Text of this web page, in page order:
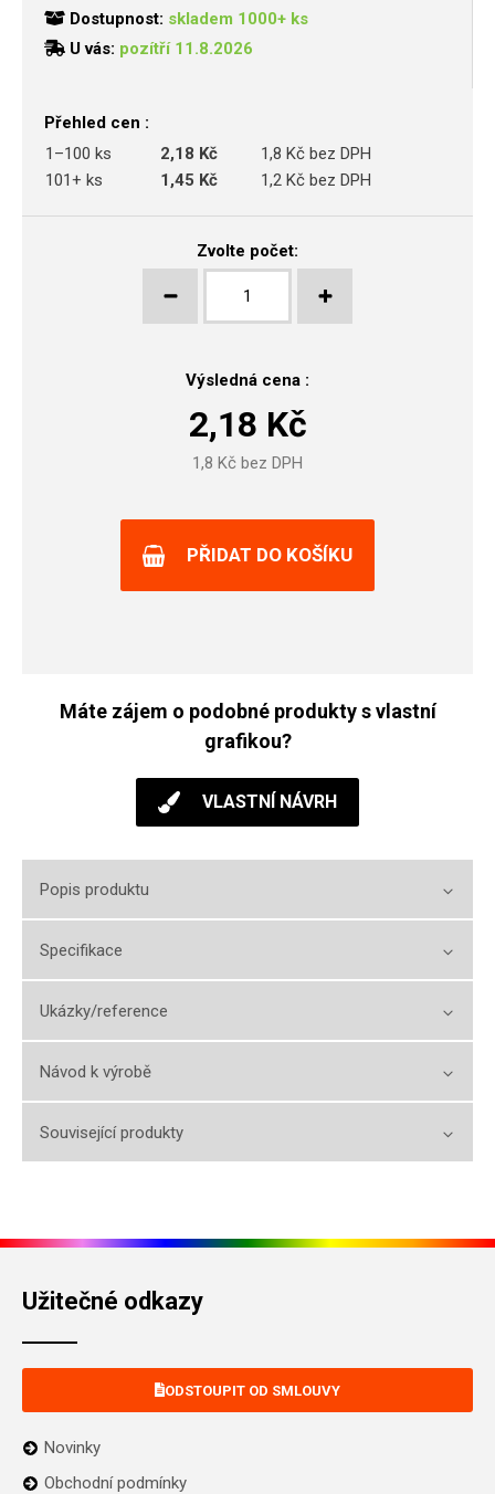
Dostupnost: skladem 1000+ ks
U vás: pozítří 11.8.2026
Přehled cen :
1–100 ks
2,18 Kč
1,8 Kč bez DPH
101+ ks
1,45 Kč 1,2 Kč bez DPH
Zvolte počet:
Výsledná cena :
2,18 Kč
1,8 Kč bez DPH
PŘIDAT DO KOŠÍKU
Máte zájem o podobné produkty s vlastní
grafikou?
VLASTNÍ NÁVRH
Popis produktu
Specifikace
Ukázky/reference
Návod k výrobě
Související produkty
Užitečné odkazy
ODSTOUPIT OD SMLOUVY
Novinky
Obchodní podmínky